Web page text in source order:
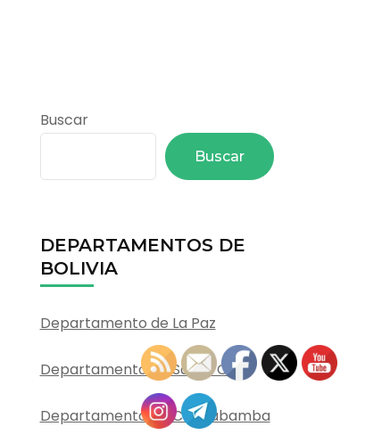
Buscar
Buscar
DEPARTAMENTOS DE
BOLIVIA
Departamento de La Paz
Departamento de Santa Cruz
Departamento de Cochabamba